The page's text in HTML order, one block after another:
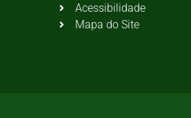
Acessibilidade
Mapa do Site